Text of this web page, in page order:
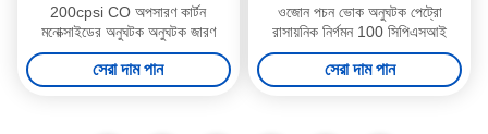
200cpsi CO অপসারণ কার্টন
মনোক্সাইডের অনুঘটক অনুঘটক জারণ
সেরা দাম পান
ওজোন পচন ভোক অনুঘটক পেট্রো
রাসায়নিক নির্গমন 100 সিপিএসআই
সেরা দাম পান